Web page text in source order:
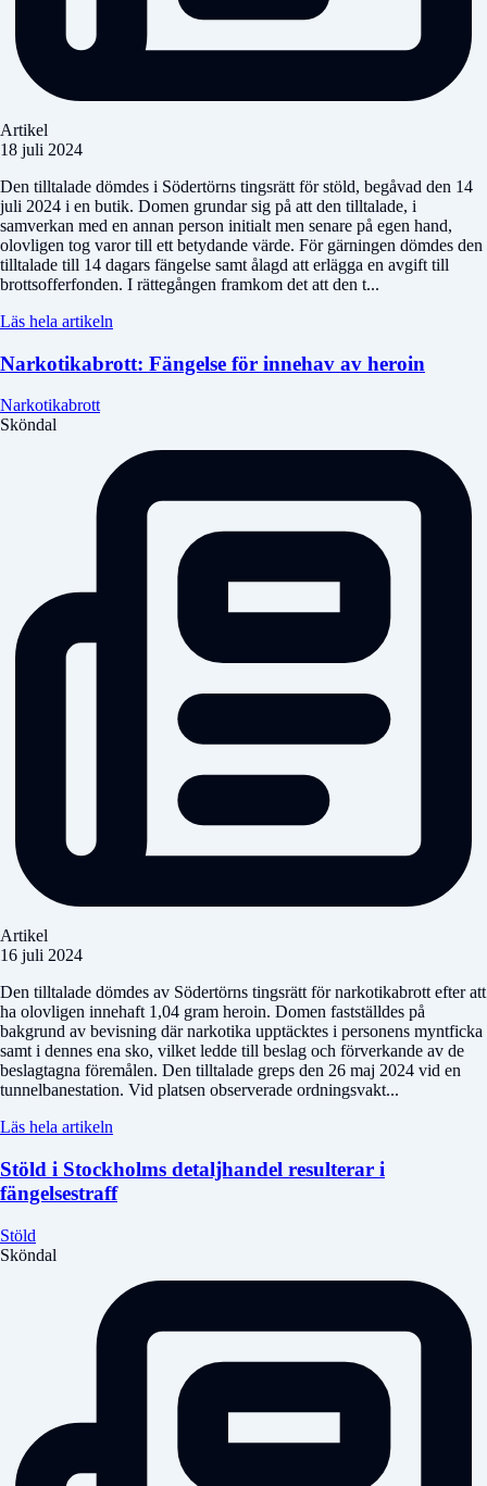
Artikel
18 juli 2024
Den tilltalade dömdes i Södertörns tingsrätt för stöld, begåvad den 14
juli 2024 i en butik. Domen grundar sig på att den tilltalade, i
samverkan med en annan person initialt men senare på egen hand,
olovligen tog varor till ett betydande värde. För gärningen dömdes den
tilltalade till 14 dagars fängelse samt ålagd att erlägga en avgift till
brottsofferfonden. I rättegången framkom det att den t...
Läs hela artikeln
Narkotikabrott: Fängelse för innehav av heroin
Narkotikabrott
Sköndal
Artikel
16 juli 2024
Den tilltalade dömdes av Södertörns tingsrätt för narkotikabrott efter att
ha olovligen innehaft 1,04 gram heroin. Domen fastställdes på
bakgrund av bevisning där narkotika upptäcktes i personens myntficka
samt i dennes ena sko, vilket ledde till beslag och förverkande av de
beslagtagna föremålen. Den tilltalade greps den 26 maj 2024 vid en
tunnelbanestation. Vid platsen observerade ordningsvakt...
Läs hela artikeln
Stöld i Stockholms detaljhandel resulterar i
fängelsestraff
Stöld
Sköndal